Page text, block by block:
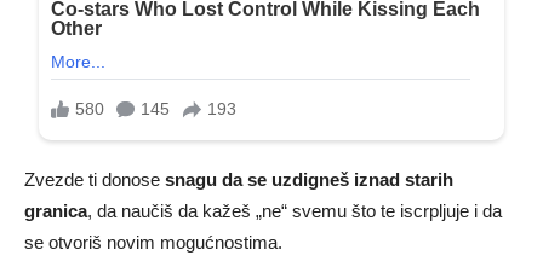
Zvezde ti donose snagu da se uzdigneš iznad starih
granica, da naučiš da kažeš „ne“ svemu što te iscrpljuje i da
se otvoriš novim mogućnostima.